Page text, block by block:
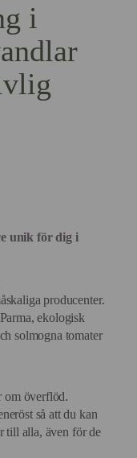
i
unik för dig i
producenter.
ekologisk
solmogna tomater
om överflöd.
så att du kan
till alla, även för de